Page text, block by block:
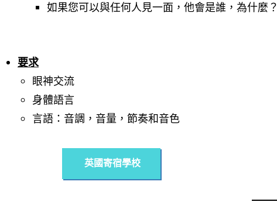
如果您可以與任何人見一面，他會是誰，為什麼？
要求
眼神交流
身體語言
言語：音調，音量，節奏和音色
英國寄宿學校